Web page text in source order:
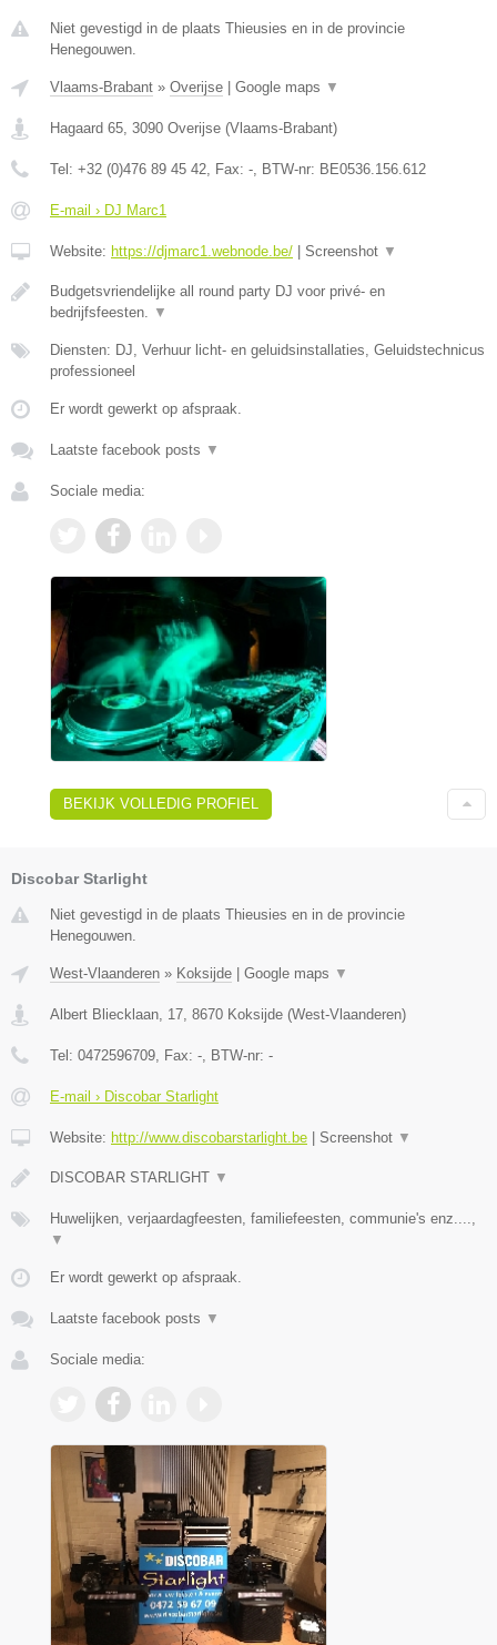
Niet gevestigd in de plaats Thieusies en in de provincie
Henegouwen.
Vlaams-Brabant » Overijse Google maps ▼
Hagaard 65, 3090 Overijse (Vlaams-Brabant)
Tel: +32 (0)476 89 45 42, Fax: -, BTW-nr: BE0536.156.612
E-mail › DJ Marc1
Website: https://djmarc1.webnode.be/ Screenshot ▼
Budgetsvriendelijke all round party DJ voor privé- en
bedrijfsfeesten. ▼
Diensten: DJ, Verhuur licht- en geluidsinstallaties, Geluidstechnicus
professioneel
Er wordt gewerkt op afspraak.
Laatste facebook posts ▼
Sociale media:
BEKIJK VOLLEDIG PROFIEL
Discobar Starlight
Niet gevestigd in de plaats Thieusies en in de provincie
Henegouwen.
West-Vlaanderen » Koksijde | Google maps ▼
Albert Bliecklaan, 17 8670 Koksijde (West-Vlaanderen)
Tel: 0472596709 , Fax: - , BTW-nr: -
E-mail › Discobar Starlight
Website: http://www.discobarstarlight.be | Screenshot ▼
DISCOBAR STARLIGHT ▼
Huwelijken, verjaardagfeesten, familiefeesten, communie's enz....,
▼
Er wordt gewerkt op afspraak.
Laatste facebook posts ▼
Sociale media: